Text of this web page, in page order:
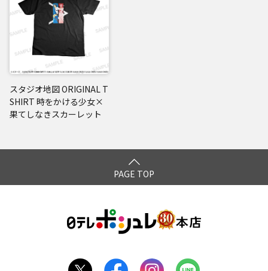
スタジオ地図 ORIGINAL T
SHIRT 時をかける少女×
果てしなきスカーレット
PAGE TOP